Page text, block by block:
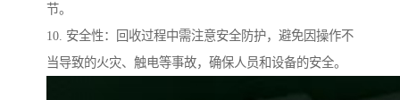
节。
10. 安全性：回收过程中需注意安全防护，避免因操作不
当导致的火灾、触电等事故，确保人员和设备的安全。